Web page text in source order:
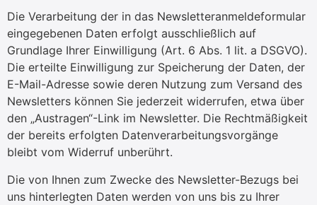
Die Verarbeitung der in das Newsletteranmeldeformular
eingegebenen Daten erfolgt ausschließlich auf
Grundlage Ihrer Einwilligung (Art. 6 Abs. 1 lit. a DSGVO).
Die erteilte Einwilligung zur Speicherung der Daten, der
E-Mail-Adresse sowie deren Nutzung zum Versand des
Newsletters können Sie jederzeit widerrufen, etwa über
den „Austragen“-Link im Newsletter. Die Rechtmäßigkeit
der bereits erfolgten Datenverarbeitungsvorgänge
bleibt vom Widerruf unberührt.
Die von Ihnen zum Zwecke des Newsletter-Bezugs bei
uns hinterlegten Daten werden von uns bis zu Ihrer